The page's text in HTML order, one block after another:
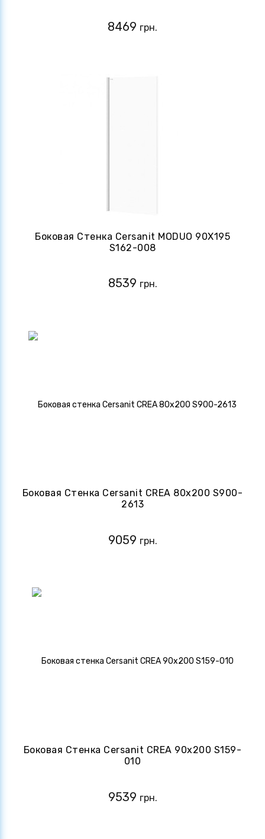
8469 грн.
Боковая Стенка Cersanit MODUO 90Х195
S162-008
8539 грн.
Боковая Стенка Cersanit CREA 80х200 S900-
2613
9059 грн.
Боковая Стенка Cersanit CREA 90х200 S159-
010
9539 грн.